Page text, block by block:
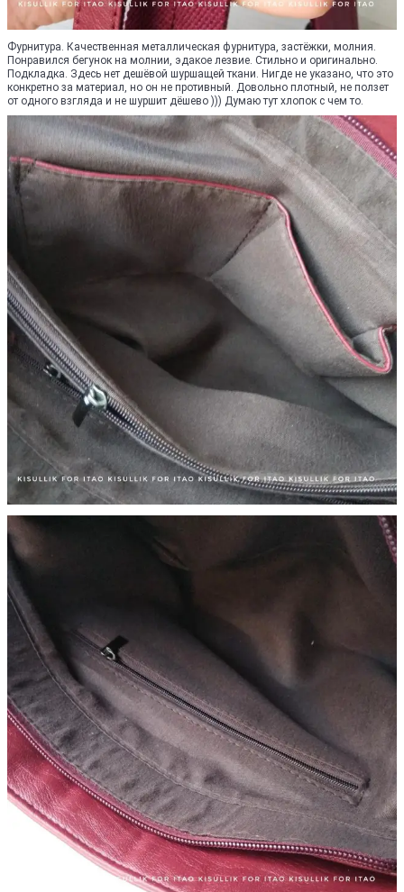
Фурнитура. Качественная металлическая фурнитура, застёжки, молния.
Понравился бегунок на молнии, эдакое лезвие. Стильно и оригинально.
Подкладка. Здесь нет дешёвой шуршащей ткани. Нигде не указано, что это
конкретно за материал, но он не противный. Довольно плотный, не ползет
от одного взгляда и не шуршит дёшево ))) Думаю тут хлопок с чем то.